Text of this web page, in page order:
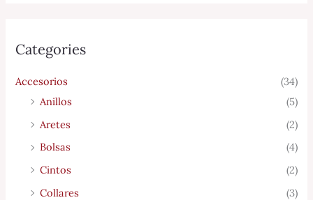
Categories
Accesorios
(34)
Anillos
(5)
Aretes
(2)
Bolsas
(4)
Cintos
(2)
Collares
(3)